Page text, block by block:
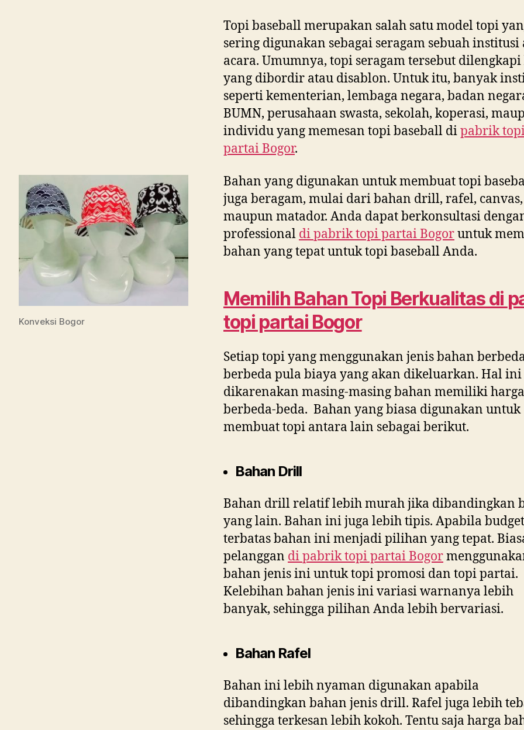
Topi baseball merupakan salah satu model topi
sering digunakan sebagai seragam sebuah institusi
acara. Umumnya, topi seragam tersebut dilengkapi
yang dibordir atau disablon. Untuk itu, banyak
seperti kementerian, lembaga negara, badan
BUMN, perusahaan swasta, sekolah, koperasi,
individu yang memesan topi baseball dipabrik
partai Bogor.
Konveksi Bogor
Bahan yang digunakan untuk membuat topi
juga beragam, mulai dari bahan drill, rafel, canvas,
maupun matador. Anda dapat berkonsultasi
professional dipabrik topi partai Bogoruntuk
bahan yang tepat untuk topi baseball Anda.
Memilih Bahan Topi Berkualitas di
topi partai Bogor
Setiap topi yang menggunakan jenis bahan
berbeda pula biaya yang akan dikeluarkan. Hal ini
dikarenakan masing-masing bahan memiliki
berbeda-beda. Bahan yang biasa digunakan untuk
membuat topi antara lain sebagai berikut.
Bahan Drill
Bahan drill relatif lebih murah jika dibandingkan
yang lain. Bahan ini juga lebih tipis. Apabila budget
terbatas bahan ini menjadi pilihan yang tepat.
pelanggan dipabrik topi partai Bogor
bahan jenis ini untuk topi promosi dan topi partai.
Kelebihan bahan jenis ini variasi warnanya lebih
banyak, sehingga pilihan Anda lebih bervariasi.
Bahan Rafel
Bahan ini lebih nyaman digunakan apabila
dibandingkan bahan jenis drill. Rafel juga lebih
sehingga terkesan lebih kokoh. Tentu saja harga